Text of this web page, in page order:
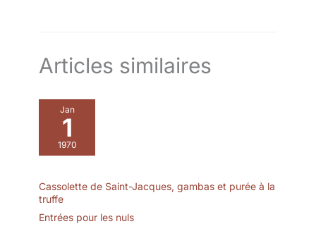
UTILISATION : Comme
ustensile de préparation
déjeuners à l’extérieur).
Articles similaires
Jan
1
1970
Cassolette de Saint-Jacques, gambas et purée à la
truffe
Entrées pour les nuls